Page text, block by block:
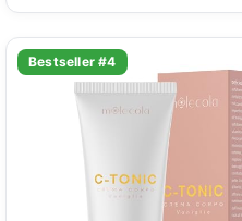
Bestseller #4